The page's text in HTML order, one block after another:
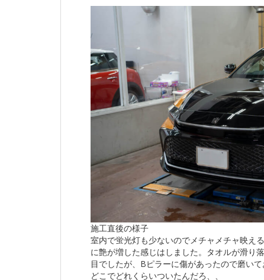
施工直後の様子
室内で蛍光灯も少ないのでメチャメチャ映え
に艶が増した感じはしました。タオルが滑り
目でしたが、Bピラーに傷があったので磨い
どこでどれくらいついたんだろ、、